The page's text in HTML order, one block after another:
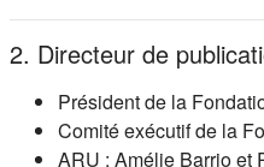
2. Directeur de
Président de la
Comité exécutif de la
ARU : Amélie Barrio et